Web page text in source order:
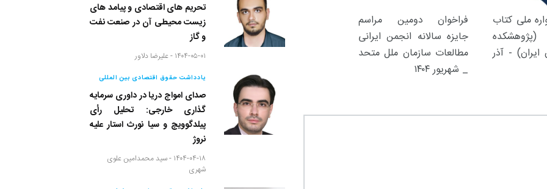
ملی کتاب
- آذر
فراخوان دومین مراسم
جایزه سالانه انجمن ایرانی
مطالعات سازمان ملل متحد
_ شهریور ۱۴۰۴
تحریم های اقتصادی و پیامد های
زیست محیطی آن در صنعت نفت
و گاز
۱۴۰۴-۰۵-۰۱ - علیرضا دلاور
یادداشت حقوق اقتصادی بین المللی
صدای امواج دریا در داوری سرمایه
گذاری خارجی: تحلیل رأی
پیلدگوویچ و سیا نورث استار علیه
نروژ
۱۴۰۴-۰۴-۱۸ - سید محمدامین علوی
شهری